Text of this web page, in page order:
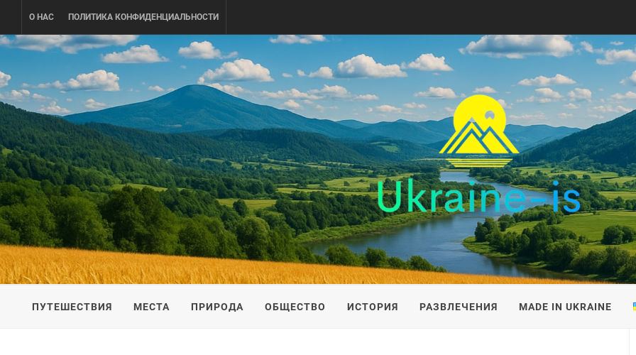
content
О НАС ПОЛИТИКА КОНФИДЕНЦИАЛЬНОСТИ
UKRAINE-IS
ПУТЕШЕСТВИЕ ПО УКРАИНЕ
ПУТЕШЕСТВИЯ МЕСТА ПРИРОДА ОБЩЕСТВО ИСТОРИЯ РАЗВЛЕЧЕНИЯ MADE IN UKRAINE